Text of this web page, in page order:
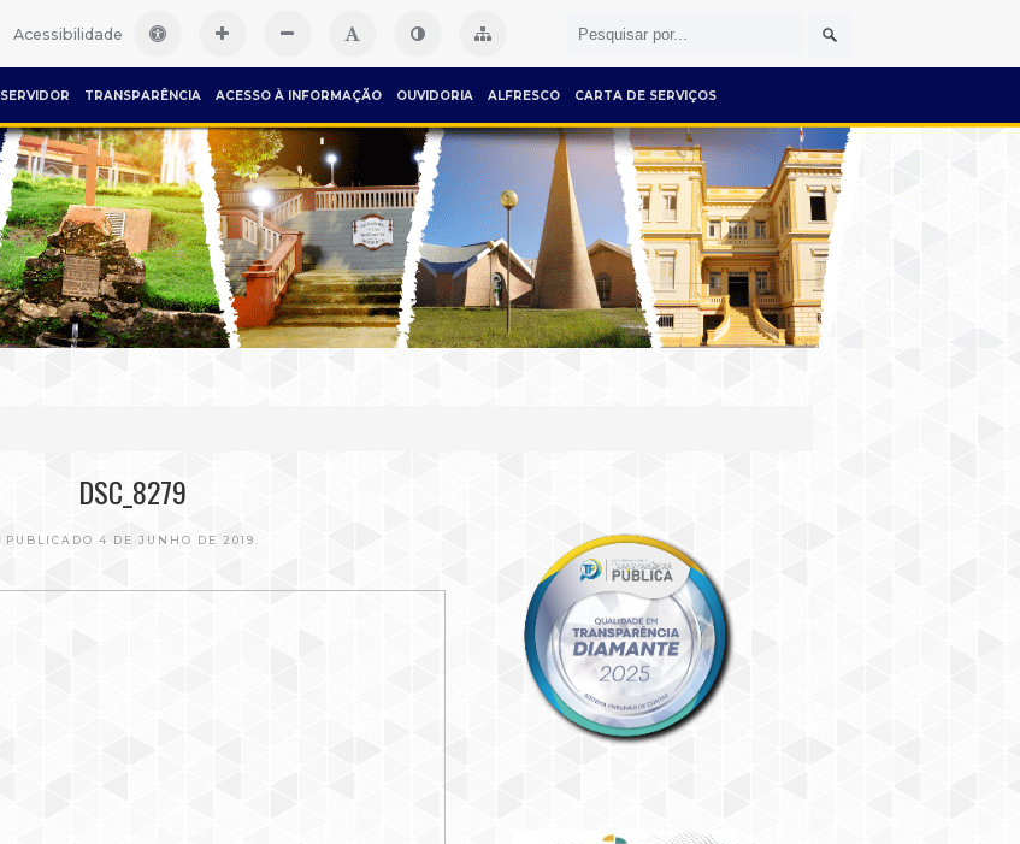
Acessibilidade
SERVIDOR TRANSPARÊNCIA ACESSO À INFORMAÇÃO OUVIDORIA ALFRESCO CARTA DE SERVIÇOS
DSC_8279
PUBLICADO 4 DE JUNHO DE 2019.